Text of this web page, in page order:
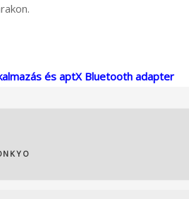
és aptX Bluetooth adapter